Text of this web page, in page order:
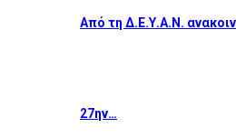
Από τη Δ.Ε.Υ.Α.Ν.
27ην…